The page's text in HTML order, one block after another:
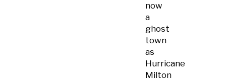
now
a
ghost
town
as
Hurricane
Milton